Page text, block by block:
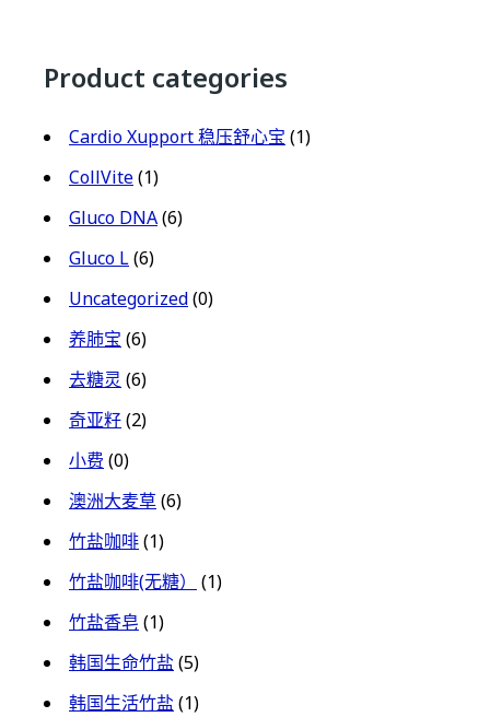
Product categories
Cardio Xupport 稳压舒心宝 (1)
CollVite(1)
Gluco DNA(6)
Gluco L(6)
Uncategorized(0)
养肺宝 (6)
去糖灵(6)
奇亚籽(2)
小费 (0)
澳洲大麦草(6)
竹盐咖啡(1)
竹盐咖啡(无糖）
(1)
竹盐香皂 (1)
韩国生命竹盐(5)
韩国生活竹盐(1)